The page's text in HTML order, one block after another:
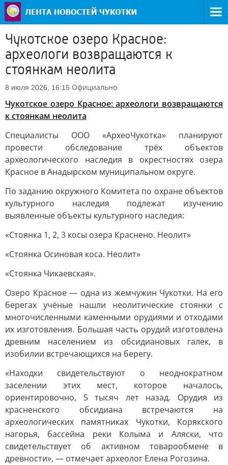
Чукотское озеро Красное:
археологи возвращаются к
стоянкам неолита
8 июля 2026, 16:15 Официально
Чукотское озеро Красное: археологи возвращаются
к стоянкам неолита
Специалисты ООО «АрхеоЧукотка» планируют
провести обследование трёх объектов
археологического наследия в окрестностях озера
Красное в Анадырском муниципальном округе.
По заданию окружного Комитета по охране объектов
культурного наследия подлежат изучению
выявленные объекты культурного наследия:
«Стоянка 1, 2, 3 косы озера Краснено. Неолит»
«Стоянка Осиновая коса. Неолит»
«Стоянка Чикаевская».
Озеро Красное — одна из жемчужин Чукотки. На его
берегах учёные нашли неолитические стоянки с
многочисленными каменными орудиями и отходами
их изготовления. Большая часть орудий изготовлена
древним населением из обсидиановых галек, в
изобилии встречающихся на берегу.
«Находки свидетельствуют о неоднократном
заселении этих мест, которое началось,
ориентировочно, 5 тысяч лет назад. Орудия из
красненского обсидиана встречаются на
археологических памятниках Чукотки, Корякского
нагорья, бассейна реки Колыма и Аляски, что
свидетельствует об активном товарообмене в
древности», — отмечает археолог Елена Рогозина.